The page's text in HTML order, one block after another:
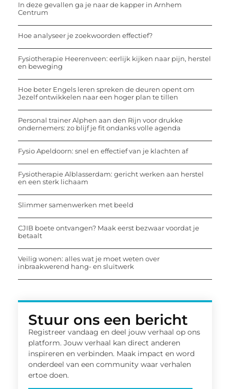
In deze gevallen ga je naar de kapper in Arnhem
Centrum
Hoe analyseer je zoekwoorden effectief?
Fysiotherapie Heerenveen: eerlijk kijken naar pijn, herstel
en beweging
Hoe beter Engels leren spreken de deuren opent om
Jezelf ontwikkelen naar een hoger plan te tillen
Personal trainer Alphen aan den Rijn voor drukke
ondernemers: zo blijf je fit ondanks volle agenda
Fysio Apeldoorn: snel en effectief van je klachten af
Fysiotherapie Alblasserdam: gericht werken aan herstel
en een sterk lichaam
Slimmer samenwerken met beeld
CJIB boete ontvangen? Maak eerst bezwaar voordat je
betaalt
Veilig wonen: alles wat je moet weten over
inbraakwerend hang- en sluitwerk
Stuur ons een bericht
Registreer vandaag en deel jouw verhaal op ons
platform. Jouw verhaal kan direct anderen
inspireren en verbinden. Maak impact en word
onderdeel van een community waar verhalen
ertoe doen.